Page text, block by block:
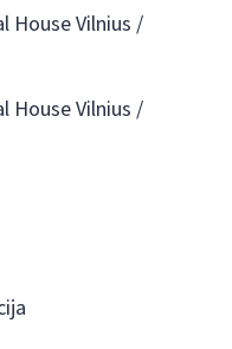
House Vilnius /
House Vilnius /